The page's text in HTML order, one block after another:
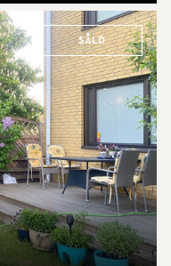
Såld